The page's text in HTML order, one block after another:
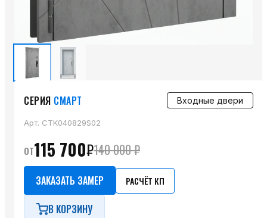
СЕРИЯ СМАРТ Входные двери
Арт. CTK040829S02
от115 700₽140 000₽
ЗАКАЗАТЬ ЗАМЕР РАСЧЁТ КП
В КОРЗИНУ